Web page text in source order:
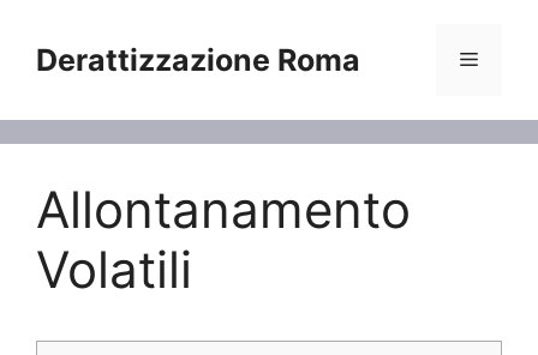
contenuto
Derattizzazione Roma Menu
Allontanamento
Volatili